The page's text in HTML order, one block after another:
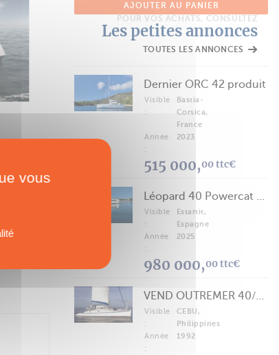
FICHE TECHNIQUE
Sunreef 70 ECO
AJOUTER AU PANIER
POUR VOS ACHATS, CONSULTEZ
Les petites annonces
TOUTES LES ANNONCES
Dernier ORC 42 produit
Visible
:
Bastia-
Corsica,
France
Année
:
2023
515 000,00 ttc€
Léopard 40 Powercat 2025
Visible
:
Estartit,
Espagne
Année
:
2025
980 000,00 ttc€
VEND OUTREMER 40/43 (FREE LANCE)
Visible
:
CEBU,
Philippines
Année
:
1992
vous